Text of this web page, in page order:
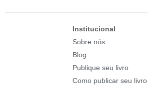
Institucional
Sobre nós
Blog
Publique seu livro
Como publicar seu livro